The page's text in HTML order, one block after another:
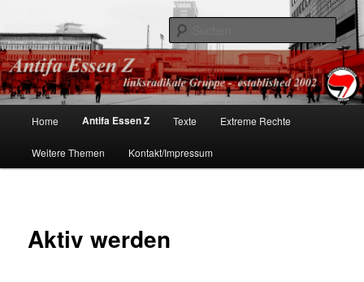
Antifa Essen
linksradikale Gruppe – established 2002
Zum
Inhalt
Home Antifa Essen Z Texte Extreme Rechte
Weitere Themen Kontakt/Impressum
Aktiv werden